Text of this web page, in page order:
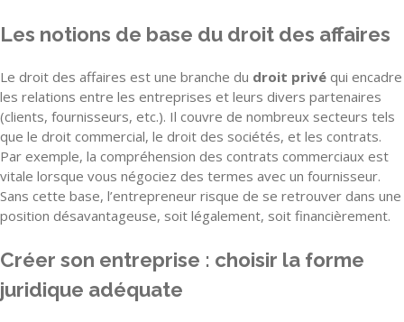
Les notions de base du droit des affaires
Le droit des affaires est une branche du droit privé qui encadre
les relations entre les entreprises et leurs divers partenaires
(clients, fournisseurs, etc.). Il couvre de nombreux secteurs tels
que le droit commercial, le droit des sociétés, et les contrats.
Par exemple, la compréhension des contrats commerciaux est
vitale lorsque vous négociez des termes avec un fournisseur.
Sans cette base, l’entrepreneur risque de se retrouver dans une
position désavantageuse, soit légalement, soit financièrement.
Créer son entreprise : choisir la forme
juridique adéquate